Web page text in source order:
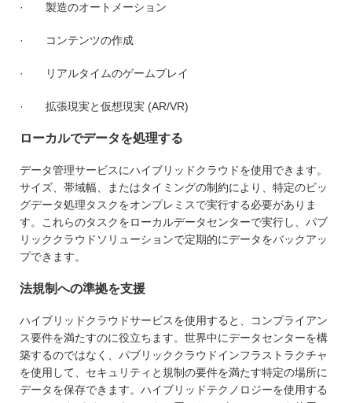
· 製造のオートメーション
· コンテンツの作成
· リアルタイムのゲームプレイ
· 拡張現実と仮想現実 (AR/VR)
ローカルでデータを処理する
データ管理サービスにハイブリッドクラウドを使用できます。
サイズ、帯域幅、またはタイミングの制約により、特定のビッ
グデータ処理タスクをオンプレミスで実行する必要がありま
す。これらのタスクをローカルデータセンターで実行し、パブ
リッククラウドソリューションで定期的にデータをバックアッ
プできます。
法規制への準拠を支援
ハイブリッドクラウドサービスを使用すると、コンプライアン
ス要件を満たすのに役立ちます。世界中にデータセンターを構
築するのではなく、パブリッククラウドインフラストラクチャ
を使用して、セキュリティと規制の要件を満たす特定の場所に
データを保存できます。ハイブリッドテクノロジーを使用する